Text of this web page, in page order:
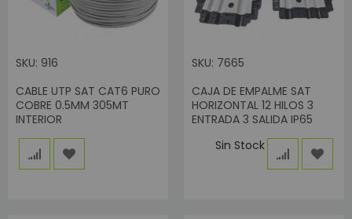
SKU: 916
CABLE UTP SAT CAT6 PURO
COBRE 0.5MM 305MT
INTERIOR
SKU: 7665
CAJA DE EMPALME SAT
HORIZONTAL 12 HILOS 3
ENTRADA 3 SALIDA IP65
Sin Stock